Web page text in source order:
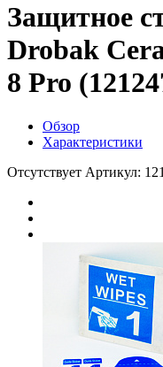
Защитное
Drobak
8 Pro
Обзор
Характеристики
Отсутствует Артикул: